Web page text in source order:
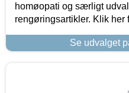
homøopati og særligt
rengøringsartikler. Klik her
Se udvalget